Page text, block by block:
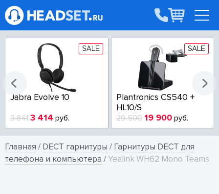
SALE
Jabra Evolve 10
3 841 3 414 руб.
SALE
Plantronics CS540 +
HL10/S
29 500 19 900руб.
Главная / DECT гарнитуры / Гарнитуры DECT для
телефона и компьютера /Yealink WH62 Mono Teams